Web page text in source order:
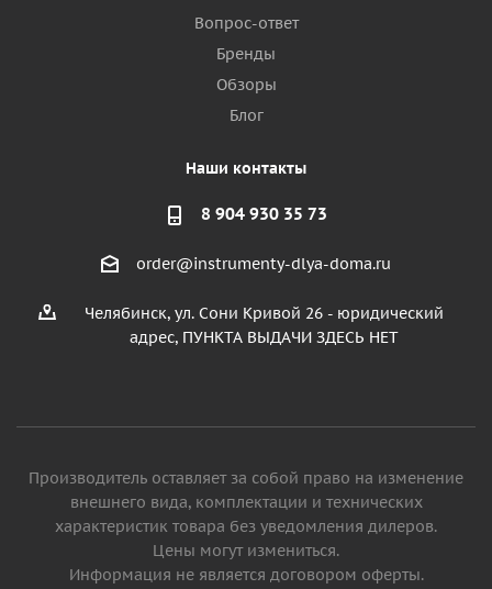
Вопрос-ответ
Бренды
Обзоры
Блог
Наши контакты
8 904 930 35 73
order@instrumenty-dlya-doma.ru
Челябинск, ул. Сони Кривой 26 - юридический
адрес, ПУНКТА ВЫДАЧИ ЗДЕСЬ НЕТ
Производитель оставляет за собой право на изменение
внешнего вида, комплектации и технических
характеристик товара без уведомления дилеров.
Цены могут измениться.
Информация не является договором оферты.